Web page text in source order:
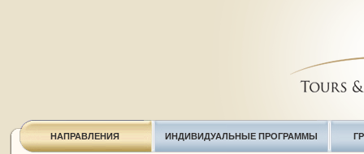
НАПРАВЛЕНИЯ ИНДИВИДУАЛЬНЫЕ ПРОГРАММЫ